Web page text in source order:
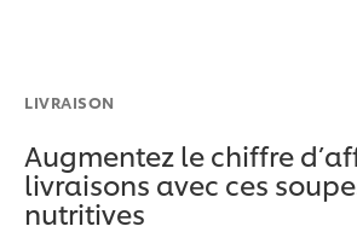
LIVRAISON
Augmentez le chiffre
livraisons avec ces
nutritives